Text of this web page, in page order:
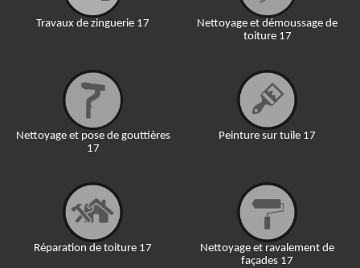
Travaux de zinguerie 17
Nettoyage et pose de gouttières
17
Réparation de toiture 17
Nettoyage et démoussage de
toiture 17
Peinture sur tuile 17
Nettoyage et ravalement de
façades 17